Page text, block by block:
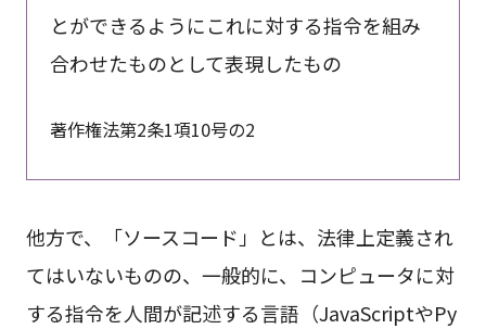
とができるようにこれに対する指令を組み
合わせたものとして表現したもの
著作権法第2条1項10号の2
他方で、「ソースコード」とは、法律上定義され
てはいないものの、一般的に、コンピュータに対
する指令を人間が記述する言語（JavaScriptやPy